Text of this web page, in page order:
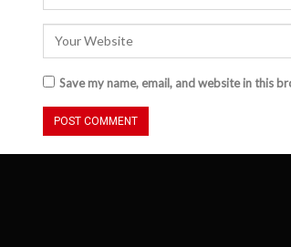
Save my name, email, and website in this